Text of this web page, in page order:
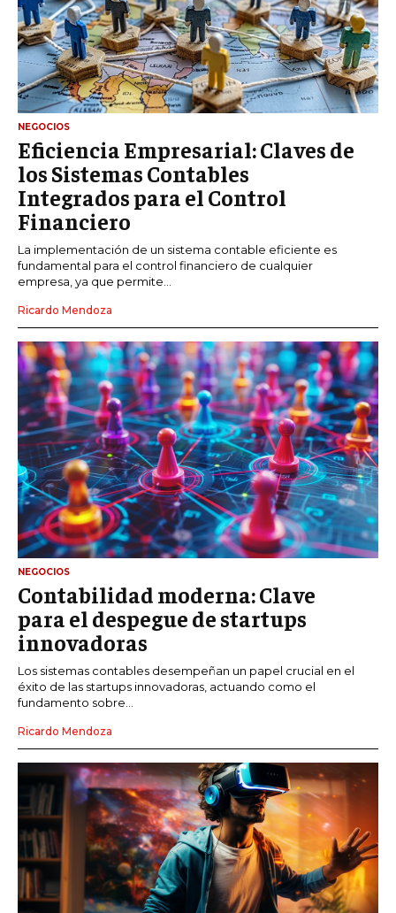
NEGOCIOS
Eficiencia Empresarial: Claves de
los Sistemas Contables
Integrados para el Control
Financiero
La implementación de un sistema contable eficiente es
fundamental para el control financiero de cualquier
empresa, ya que permite...
Ricardo Mendoza
NEGOCIOS
Contabilidad moderna: Clave
para el despegue de startups
innovadoras
Los sistemas contables desempeñan un papel crucial en el
éxito de las startups innovadoras, actuando como el
fundamento sobre...
Ricardo Mendoza